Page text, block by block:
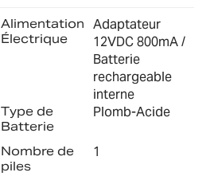
Alimentation
Électrique
Adaptateur
12VDC 800mA /
Batterie
rechargeable
interne
Type de
Batterie
Plomb-Acide
Nombre de
piles
1